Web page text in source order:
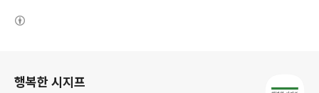
행복한 시지프